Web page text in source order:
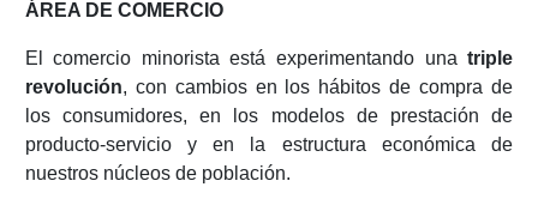
ÁREA DE COMERCIO
El comercio minorista está experimentando unatriple
revolución, con cambios en los hábitos de compra de
los consumidores, en los modelos de prestación de
producto-servicio y en la estructura económica de
nuestros núcleos de población.